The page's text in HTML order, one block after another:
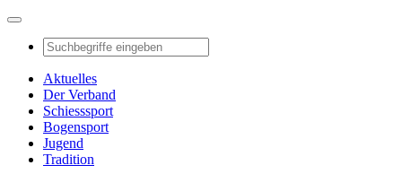
Aktuelles
Der Verband
Schiesssport
Bogensport
Jugend
Tradition